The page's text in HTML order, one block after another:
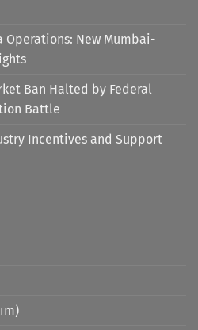
Operations: New Mumbai-
Ban Halted by Federal
Battle
Incentives and Support